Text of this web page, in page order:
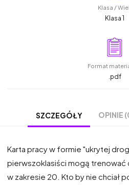
Klasa /
Klasa 1
Format
.pdf
SZCZEGÓŁY OPINIE
Karta pracy w formie "ukrytej
pierwszoklasiści mogą trenować
w zakresie 20. Kto by nie chciał